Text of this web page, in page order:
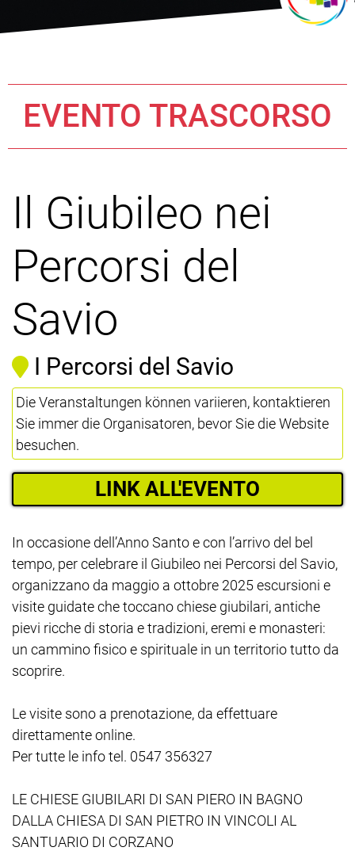
EVENTO TRASCORSO
Il Giubileo nei
Percorsi del
Savio
I Percorsi del Savio
Die Veranstaltungen können variieren, kontaktieren
Sie immer die Organisatoren, bevor Sie die Website
besuchen.
LINK ALL'EVENTO
In occasione dell’Anno Santo e con l’arrivo del bel
tempo, per celebrare il Giubileo nei Percorsi del Savio,
organizzano da maggio a ottobre 2025 escursioni e
visite guidate che toccano chiese giubilari, antiche
pievi ricche di storia e tradizioni, eremi e monasteri:
un cammino fisico e spirituale in un territorio tutto da
scoprire.
Le visite sono a prenotazione, da effettuare
direttamente online.
Per tutte le info tel. 0547 356327
LE CHIESE GIUBILARI DI SAN PIERO IN BAGNO
DALLA CHIESA DI SAN PIETRO IN VINCOLI AL
SANTUARIO DI CORZANO